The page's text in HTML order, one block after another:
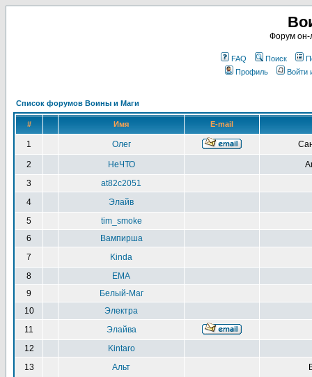
Форум он-
FAQ Поиск
Профиль
Войти
Список форумов Воины и Маги
# Имя E-mail
1 Олег
2 НеЧТО
3
at82c2051
4
Элайв
5
tim_smoke
6
Вампирша
7
Kinda
8
EMA
9
Белый-Маг
10
Электра
11
Элайва
12
Kintaro
13
Альт